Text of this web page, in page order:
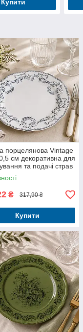
Купити
порцелянова Vintage
см декоративна для
та подачі страв
₴ 317,90 ₴
Купити